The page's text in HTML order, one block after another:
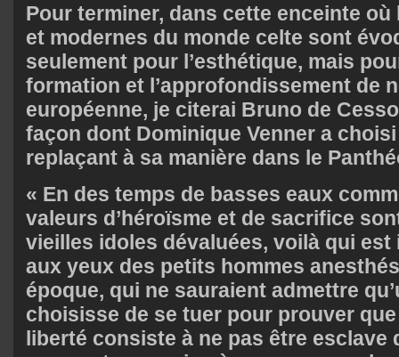
Pour terminer, dans cette enceinte
et modernes du monde celte sont
seulement pour l’esthétique, mais
formation et l’approfondissement de
européenne, je citerai Bruno de
façon dont Dominique Venner a
replaçant à sa manière dans le
« En des temps de basses eaux
valeurs d’héroïsme et de sacrifice
vieilles idoles dévaluées, voilà qui
aux yeux des petits hommes
époque, qui ne sauraient admettre
choisisse de se tuer pour prouver
liberté consiste à ne pas être esclave